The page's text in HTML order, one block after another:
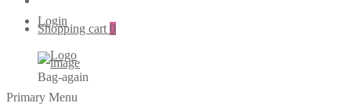
Login
Shopping cart 0
Bag-again
Primary Menu